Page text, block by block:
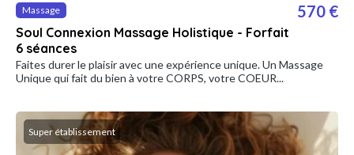
Massage
Soul Connexion Massage Holistique - Forfait
6 séances
570 €
Faites durer le plaisir avec une expérience unique. Un Massage
Unique qui fait du bien à votre CORPS, votre COEUR...
Super établissement